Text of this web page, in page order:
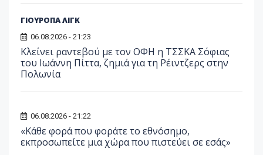
ΓΙΟΥΡΟΠΑ ΛΙΓΚ
06.08.2026 - 21:23
Κλείνει ραντεβού με τον ΟΦΗ η ΤΣΣΚΑ Σόφιας
του Ιωάννη Πίττα, ζημιά για τη Ρέιντζερς στην
Πολωνία
06.08.2026 - 21:22
«Κάθε φορά που φοράτε το εθνόσημο,
εκπροσωπείτε μια χώρα που πιστεύει σε εσάς»